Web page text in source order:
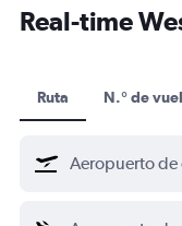
Real-time
Ruta N.° de